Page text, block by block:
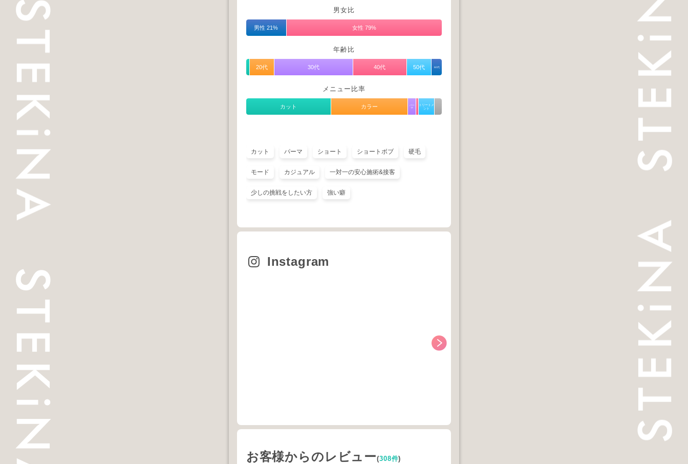
男女比
男性 21% 女性 79%
年齢比
20代 30代 40代 50代 60代
メニュー比率
カット カラー
パー
マ
トリートメ
ント
カット パーマ ショート ショートボブ 硬毛
モード カジュアル 一対一の安心施術&接客
少しの挑戦をしたい方 強い癖
Instagram
お客様からのレビュー(308件)